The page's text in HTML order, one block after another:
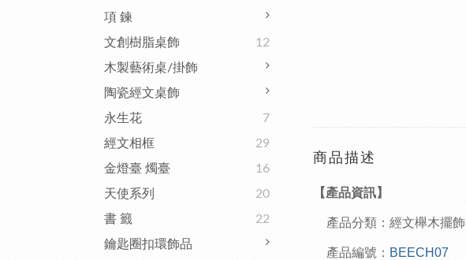
項 鍊
文創樹脂桌飾
12
木製藝術桌/掛飾
陶瓷經文桌飾
永生花
7
經文相框
29
金燈臺 燭臺
16
天使系列
20
書 籤
22
鑰匙圈扣環飾品
商品描述
【產品資訊】
產品分類：經文櫸木擺飾
產品編號： BEECH07